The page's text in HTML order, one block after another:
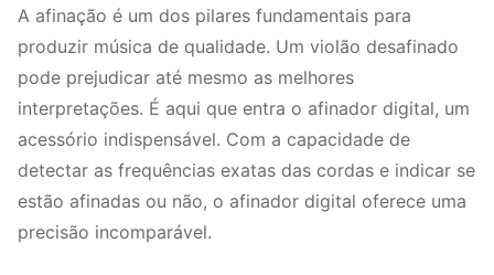
A afinação é um dos pilares fundamentais para
produzir música de qualidade. Um violão desafinado
pode prejudicar até mesmo as melhores
interpretações. É aqui que entra o afinador digital, um
acessório indispensável. Com a capacidade de
detectar as frequências exatas das cordas e indicar se
estão afinadas ou não, o afinador digital oferece uma
precisão incomparável.